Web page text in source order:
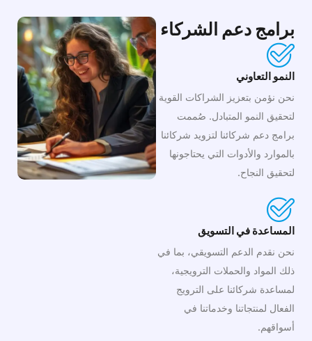
برامج دعم الشركاء
النمو التعاوني
نحن نؤمن بتعزيز الشراكات القوية
لتحقيق النمو المتبادل. صُممت
برامج دعم شركائنا لتزويد شركائنا
بالموارد والأدوات التي يحتاجونها
لتحقيق النجاح.
المساعدة في التسويق
نحن نقدم الدعم التسويقي، بما في
ذلك المواد والحملات الترويجية،
لمساعدة شركائنا على الترويج
الفعال لمنتجاتنا وخدماتنا في
أسواقهم.